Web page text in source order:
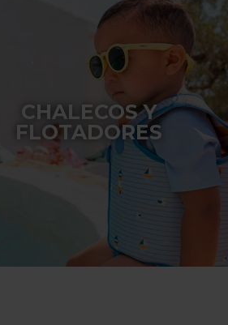
CHALECOS Y
FLOTADORES